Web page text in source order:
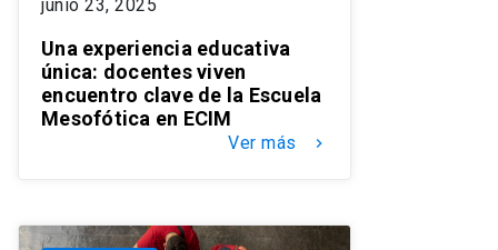
junio 23, 2025
Una experiencia educativa
única: docentes viven
encuentro clave de la Escuela
Mesofótica en ECIM
Ver más keyboard_arrow_right